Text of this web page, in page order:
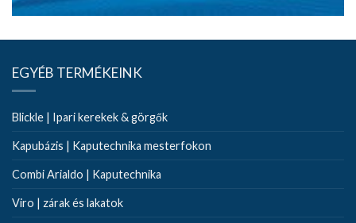
EGYÉB TERMÉKEINK
Blickle | Ipari kerekek & görgők
Kapubázis | Kaputechnika mesterfokon
Combi Arialdo | Kaputechnika
Viro | zárak és lakatok